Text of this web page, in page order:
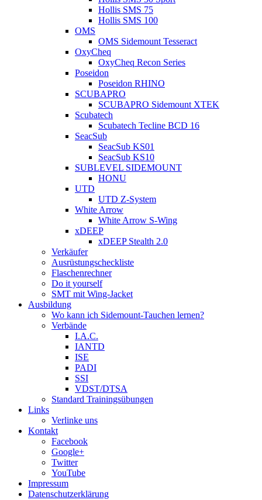
Hollis SMS 75
Hollis SMS 100
OMS
OMS Sidemount Tesseract
OxyCheq
OxyCheq Recon Series
Poseidon
Poseidon RHINO
SCUBAPRO
SCUBAPRO Sidemount XTEK
Scubatech
Scubatech Tecline BCD 16
SeacSub
SeacSub KS01
SeacSub KS10
SUBLEVEL SIDEMOUNT
HONU
UTD
UTD Z-System
White Arrow
White Arrow S-Wing
xDEEP
xDEEP Stealth 2.0
Verkäufer
Ausrüstungscheckliste
Flaschenrechner
Do it yourself
SMT mit Wing-Jacket
Ausbildung
Wo kann ich Sidemount-Tauchen lernen?
Verbände
I.A.C.
IANTD
ISE
PADI
SSI
VDST/DTSA
Standard Trainingsübungen
Links
Verlinke uns
Kontakt
Facebook
Google+
Twitter
YouTube
Impressum
Datenschutzerklärung